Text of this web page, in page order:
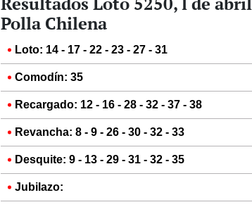
Polla Chilena
Loto: 14 - 17 - 22 - 23 - 27 - 31
Comodín: 35
Recargado: 12 - 16 - 28 - 32 - 37 - 38
Revancha: 8 - 9 - 26 - 30 - 32 - 33
Desquite: 9 - 13 - 29 - 31 - 32 - 35
Jubilazo: